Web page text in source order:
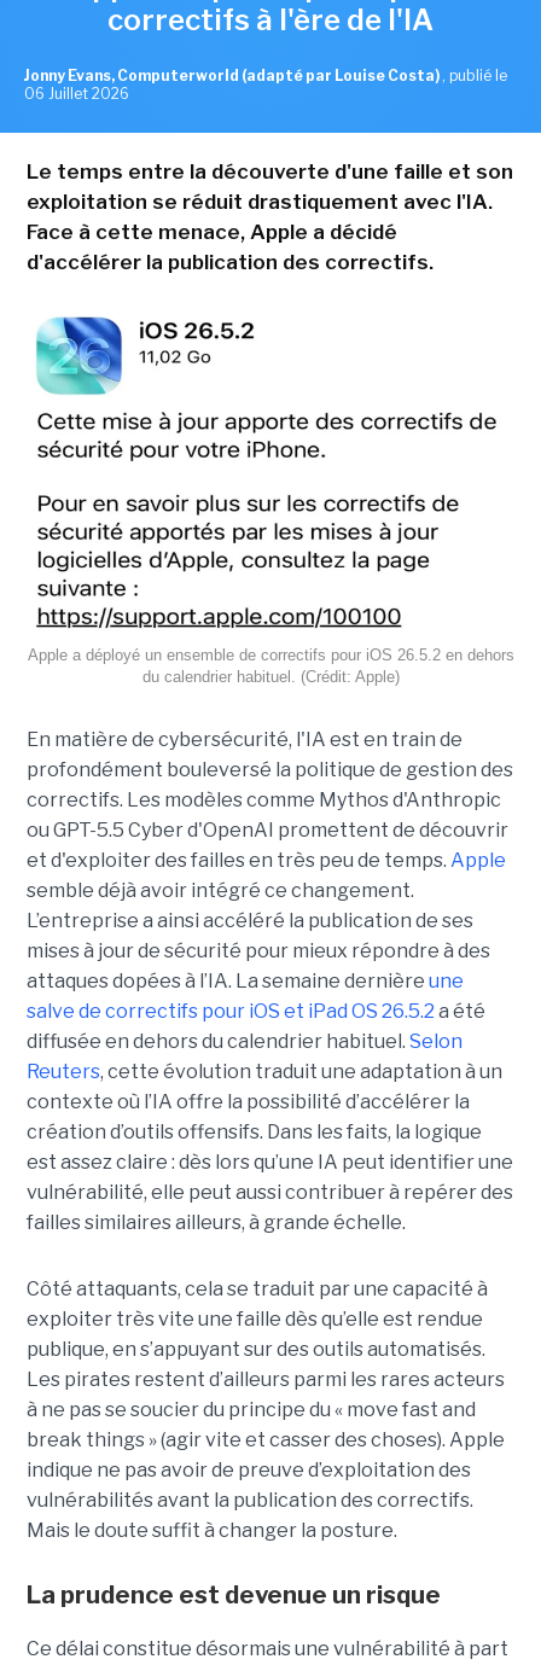
correctifs à l'ère de l'IA
Jonny Evans, Computerworld (adapté par Louise Costa) , publié le
06 Juillet 2026
Le temps entre la découverte d'une faille et son
exploitation se réduit drastiquement avec l'IA.
Face à cette menace, Apple a décidé
d'accélérer la publication des correctifs.
Apple a déployé un ensemble de correctifs pour iOS 26.5.2 en dehors
du calendrier habituel. (Crédit: Apple)
En matière de cybersécurité, l'IA est en train de
profondément bouleversé la politique de gestion des
correctifs. Les modèles comme Mythos d'Anthropic
ou GPT-5.5 Cyber d'OpenAI promettent de découvrir
et d'exploiter des failles en très peu de temps. Apple
semble déjà avoir intégré ce changement.
L’entreprise a ainsi accéléré la publication de ses
mises à jour de sécurité pour mieux répondre à des
attaques dopées à l’IA. La semaine dernière une
salve de correctifs pour iOS et iPad OS 26.5.2 a été
diffusée en dehors du calendrier habituel. Selon
Reuters, cette évolution traduit une adaptation à un
contexte où l’IA offre la possibilité d’accélérer la
création d’outils offensifs. Dans les faits, la logique
est assez claire : dès lors qu’une IA peut identifier une
vulnérabilité, elle peut aussi contribuer à repérer des
failles similaires ailleurs, à grande échelle.
Côté attaquants, cela se traduit par une capacité à
exploiter très vite une faille dès qu’elle est rendue
publique, en s’appuyant sur des outils automatisés.
Les pirates restent d’ailleurs parmi les rares acteurs
à ne pas se soucier du principe du « move fast and
break things » (agir vite et casser des choses). Apple
indique ne pas avoir de preuve d’exploitation des
vulnérabilités avant la publication des correctifs.
Mais le doute suffit à changer la posture.
La prudence est devenue un risque
Ce délai constitue désormais une vulnérabilité à part